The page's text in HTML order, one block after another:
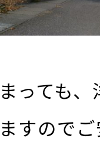
っても
すので